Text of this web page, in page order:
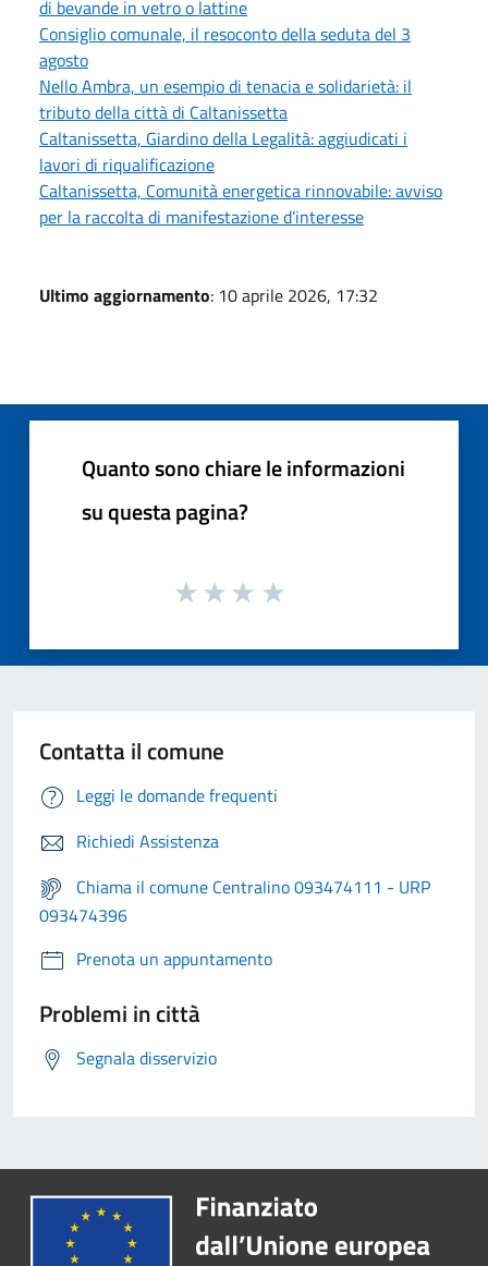
di bevande in vetro o lattine
Consiglio comunale, il resoconto della seduta del 3
agosto
Nello Ambra, un esempio di tenacia e solidarietà: il
tributo della città di Caltanissetta
Caltanissetta, Giardino della Legalità: aggiudicati i
lavori di riqualificazione
Caltanissetta, Comunità energetica rinnovabile: avviso
per la raccolta di manifestazione d’interesse
Ultimo aggiornamento: 10 aprile 2026, 17:32
Quanto sono chiare le informazioni
su questa pagina?
Contatta il comune
Leggi le domande frequenti
Richiedi Assistenza
Chiama il comune Centralino 093474111 - URP
093474396
Prenota un appuntamento
Problemi in città
Segnala disservizio